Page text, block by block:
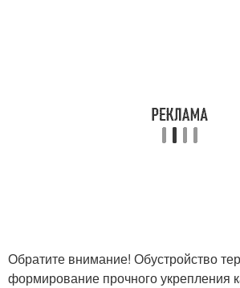
Обратите внимание! Обустройство
формирование прочного укрепления